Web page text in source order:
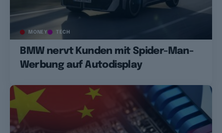
MONEY TECH
BMW nervt Kunden mit Spider-Man-
Werbung auf Autodisplay